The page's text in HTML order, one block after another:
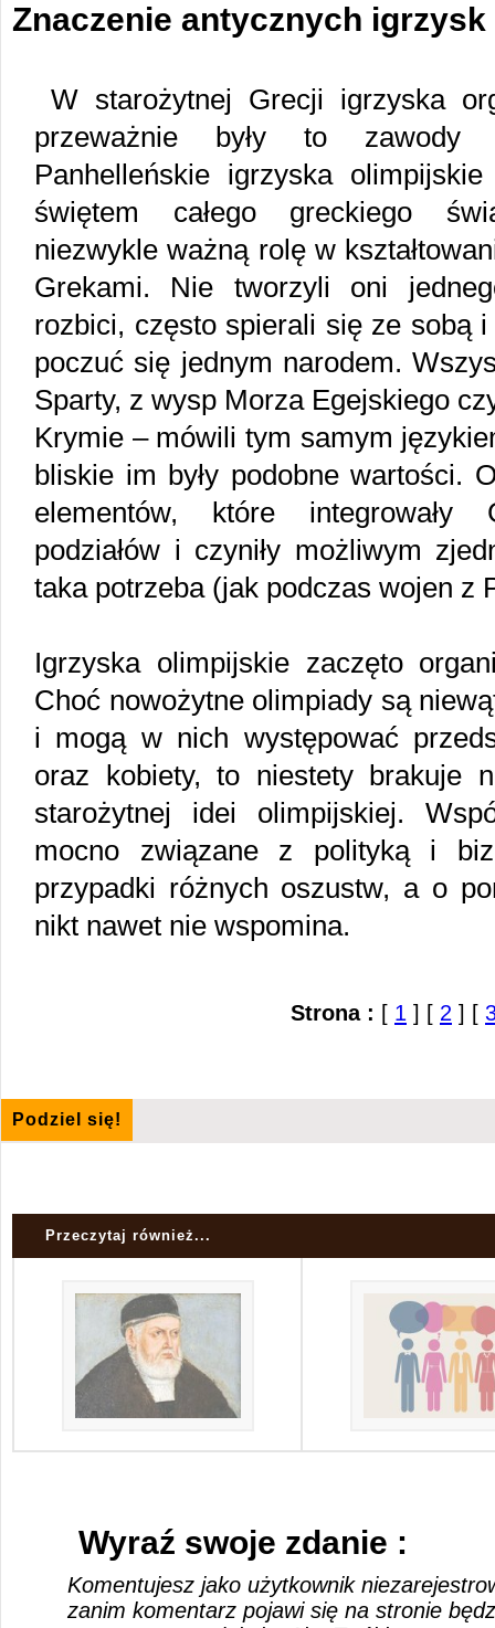
Znaczenie antycznych igrzysk
W starożytnej Grecji igrzyska
przeważnie były to zawody
Panhelleńskie igrzyska
świętem całego greckiego
niezwykle ważną rolę w
Grekami. Nie tworzyli oni
rozbici, często spierali się ze sobą
poczuć się jednym narodem.
Sparty, z wysp Morza Egejskiego
Krymie – mówili tym samym
bliskie im były podobne wartości.
elementów, które integrowały
podziałów i czyniły możliwym
taka potrzeba (jak podczas wojen z
Igrzyska olimpijskie zaczęto
Choć nowożytne olimpiady są
i mogą w nich występować
oraz kobiety, to niestety brakuje
starożytnej idei olimpijskiej.
mocno związane z polityką i
przypadki różnych oszustw, a o
nikt nawet nie wspomina.
Strona : [ 1 ] [ 2 ] [
Podziel się!
Przeczytaj również...
Wyraź swoje zdanie :
Komentujesz jako użytkownik
zanim komentarz pojawi się na stronie